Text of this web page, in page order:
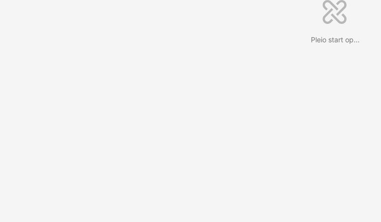
Pleio start op...